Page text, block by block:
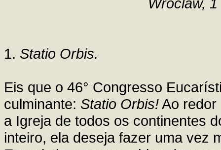
1. Statio Orbis.
Eis que o 46° Congresso
culminante: Statio Orbis!Ao redor
a Igreja de todos os continentes
inteiro, ela deseja fazer uma vez